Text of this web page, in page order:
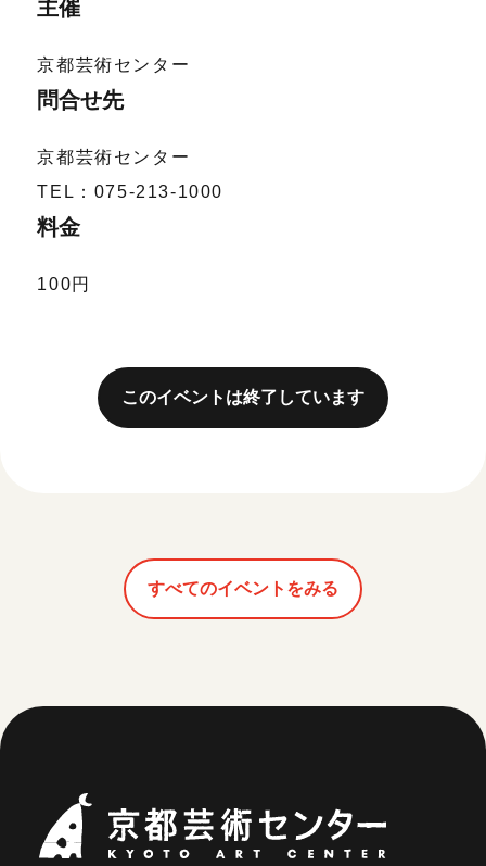
主催
京都芸術センター
問合せ先
京都芸術センター
TEL：075-213-1000
料金
100円
このイベントは終了しています
すべてのイベントをみる